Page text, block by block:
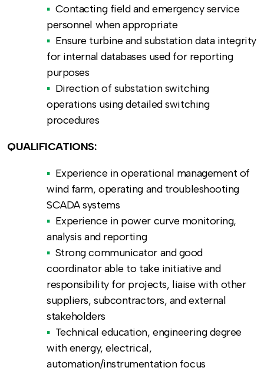
Contacting field and emergency service
personnel when appropriate
Ensure turbine and substation data integrity
for internal databases used for reporting
purposes
Direction of substation switching
operations using detailed switching
procedures
QUALIFICATIONS:
Experience in operational management of
wind farm, operating and troubleshooting
SCADA systems
Experience in power curve monitoring,
analysis and reporting
Strong communicator and good
coordinator able to take initiative and
responsibility for projects, liaise with other
suppliers, subcontractors, and external
stakeholders
Technical education, engineering degree
with energy, electrical,
automation/instrumentation focus